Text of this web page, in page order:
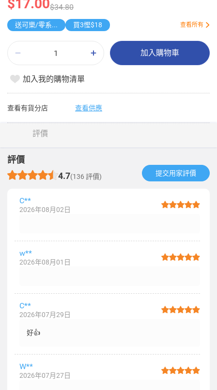
$17.00$34.80
送可樂/零系可樂/雪碧1.25L 買3慳$18 查看所有
加入購物車
加入我的購物清單
查看有貨分店 查看供應
評價
評價
4.7(136 評價) 提交用家評價​
C**
2026年08月02日
w**
2026年08月01日
C**
2026年07月29日
好👍
W**
2026年07月27日